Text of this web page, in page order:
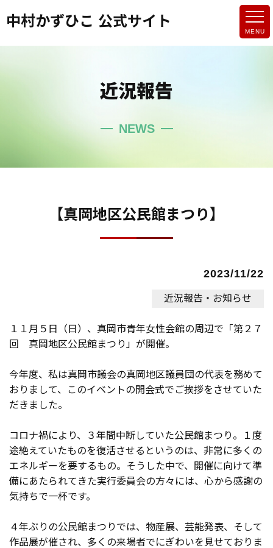
中村かずひこ 公式サイト
近況報告
NEWS
【真岡地区公民館まつり】
2023/11/22
近況報告・お知らせ
１１月５日（日）、真岡市青年女性会館の周辺で「第２７
回 真岡地区公民館まつり」が開催。
今年度、私は真岡市議会の真岡地区議員団の代表を務めて
おりまして、このイベントの開会式でご挨拶をさせていた
だきました。
コロナ禍により、３年間中断していた公民館まつり。１度
途絶えていたものを復活させるというのは、非常に多くの
エネルギーを要するもの。そうした中で、開催に向けて準
備にあたられてきた実行委員会の方々には、心から感謝の
気持ちで一杯です。
４年ぶりの公民館まつりでは、物産展、芸能発表、そして
作品展が催され、多くの来場者でにぎわいを見せておりま